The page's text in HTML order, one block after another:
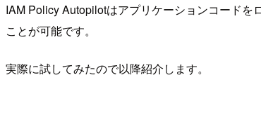
IAM Policy Autopilotはアプリケーションコード
ことが可能です。
実際に試してみたので以降紹介します。